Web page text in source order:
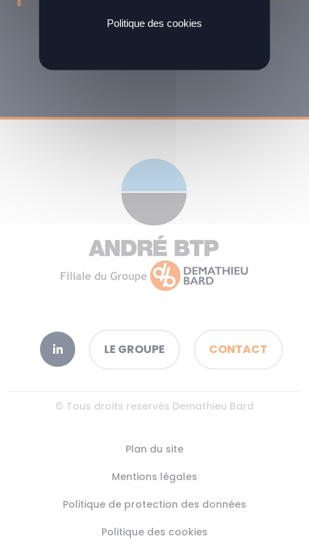
LE GROUPE CONTACT
© Tous droits reservés Demathieu Bard
Plan du site
Mentions légales
Politique de protection des données
Politique des cookies
Politique des cookies